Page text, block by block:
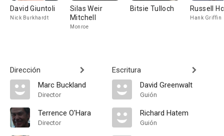
David Giuntoli
Nick Burkhardt
Silas Weir
Mitchell
Monroe
Bitsie Tulloch Russell
Hank Griffin
Dirección
Marc Buckland
Director
Terrence O'Hara
Director
Escritura
David Greenwalt
Guión
Richard Hatem
Guión